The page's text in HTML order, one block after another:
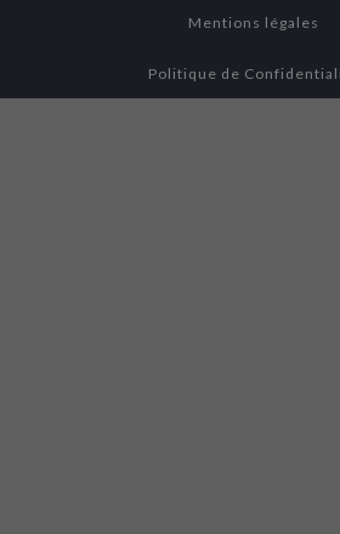
Mentions légales
Politique de